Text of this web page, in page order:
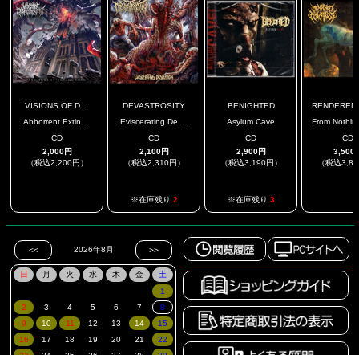
VISIONS OF D ...
Abhorrent Extin ...
CD
2,000円
（税込2,200円）
DEVASTROSITY
Eviscerating De ...
CD
2,100円
（税込2,310円）
※在庫残り 2
BENIGHTED
Asylum Cave
CD
2,900円
（税込3,190円）
※在庫残り 3
RENDERED
From
CD
3,500
（税込